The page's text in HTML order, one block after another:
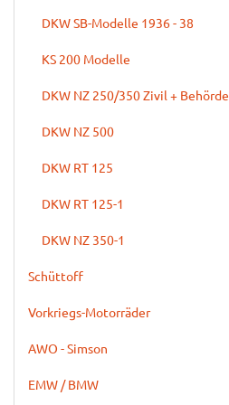
DKW SB-Modelle 1936 - 38
KS 200 Modelle
DKW NZ 250/350 Zivil + Behörde
DKW NZ 500
DKW RT 125
DKW RT 125-1
DKW NZ 350-1
Schüttoff
Vorkriegs-Motorräder
AWO - Simson
EMW / BMW